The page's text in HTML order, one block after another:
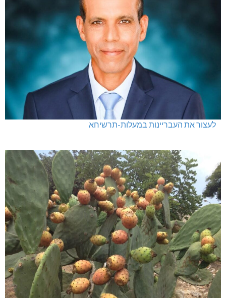
לעצור את העבריינות במעלות-תרשיחא